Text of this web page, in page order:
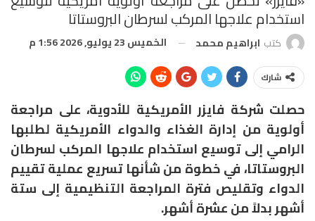
استخدام علاجها المركب لسرطان البروستاتا
كتب ابراهيم محمد الخميس 23 يوليو, 2026 1:56 م
شارك
حصلت شركة فايزر الأمريكية للأدوية، على مراجعة
أولوية من إدارة الغذاء والدواء الأمريكية لطلبها
الرامي إلى توسيع استخدام علاجها المركب لسرطان
البروستاتا، في خطوة من شأنها تسريع عملية تقييم
الدواء وتقليص فترة المراجعة التنظيمية إلى ستة
أشهر بدلاً من عشرة أشهر.